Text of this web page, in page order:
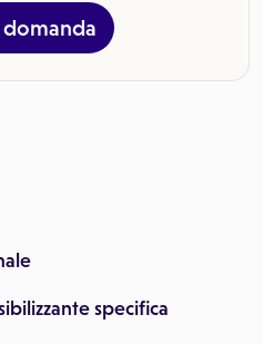
domanda
specifica